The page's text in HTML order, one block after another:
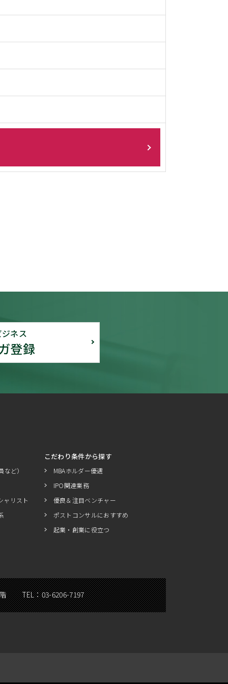
ネス
登録
ど）
ャリスト
こだわり条件から探す
MBAホルダー優遇
IPO関連業務
優良＆注目ベンチャー
ポストコンサルにおすすめ
起業・創業に役立つ
TEL：03-6206-7197